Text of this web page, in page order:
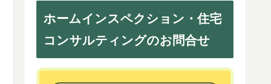
ホームインスペクション・住宅
コンサルティングのお問合せ